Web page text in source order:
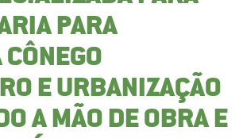
PARA
E URBANIZAÇÃO
A MÃO DE OBRA E